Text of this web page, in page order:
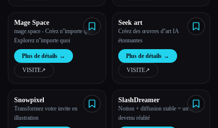
Mage Space
mage.space - Créez n''importe quoi -
Explorez n''importe quoi
Plus de détails →
VISITE↗︎
Seek art
Créez des œuvres d''art IA
étonnantes
Plus de détails →
VISITE↗︎
Snowpixel
Transformez votre invite en
illustration
SlashDreamer
Notion + diffusion stable = un rêve
devenu réalité